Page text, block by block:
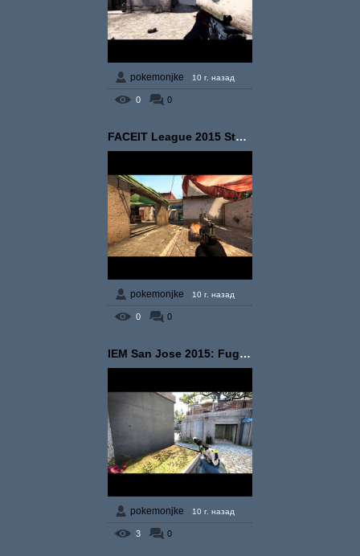
pokemonjke 10 г. назад
0 0
FACEIT League 2015 Stag...
pokemonjke 10 г. назад
0 0
IEM San Jose 2015: FugL...
pokemonjke 10 г. назад
3 0